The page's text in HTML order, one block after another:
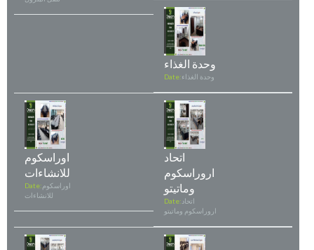
وحدة الغذاء
Date:وحدة الغذاء
اوراسكوم
للانشاءات
Date: اوراسكوم
للانشاءات
اتحاد
اروراسكوم
وماتيتو
Date: اتحاد
اروراسكوم وماتيتو